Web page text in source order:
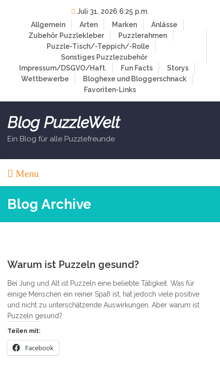
Juli 31, 2026 6:25 p.m.
Allgemein
Arten Marken
Anlässe
Zubehör Puzzlekleber
Puzzlerahmen
Puzzle-Tisch/-Teppich/-Rolle
Sonstiges Puzzlezubehör
Impressum/DSGVO/Haft.
Fun Facts
Storys
Wettbewerbe
Bloghexe und Bloggerschnack
Favoriten-Links
Blog PuzzleWelt
Ein Blog für alle Puzzlefreunde
Menu
Blog Archive
Warum ist Puzzeln gesund?
Bei Jung und Alt ist Puzzeln eine beliebte Tätigkeit. Was für
einige Menschen ein reiner Spaß ist, hat jedoch viele positive
und nicht zu unterschätzende Auswirkungen. Aber warum ist
Puzzeln gesund?
Teilen mit:
Facebook